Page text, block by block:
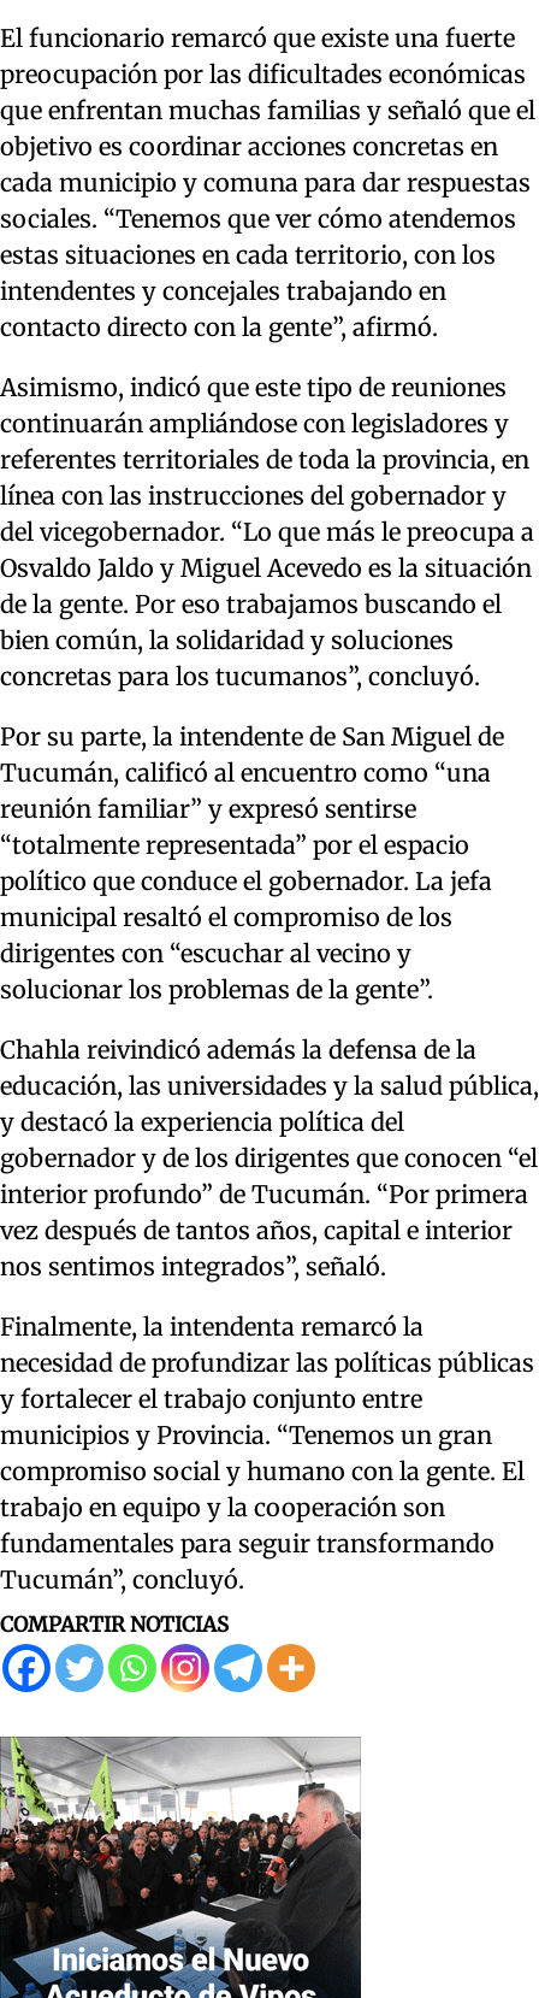
El funcionario remarcó que existe una fuerte
preocupación por las dificultades económicas
que enfrentan muchas familias y señaló que el
objetivo es coordinar acciones concretas en
cada municipio y comuna para dar respuestas
sociales. “Tenemos que ver cómo atendemos
estas situaciones en cada territorio, con los
intendentes y concejales trabajando en
contacto directo con la gente”, afirmó.
Asimismo, indicó que este tipo de reuniones
continuarán ampliándose con legisladores y
referentes territoriales de toda la provincia, en
línea con las instrucciones del gobernador y
del vicegobernador. “Lo que más le preocupa a
Osvaldo Jaldo y Miguel Acevedo es la situación
de la gente. Por eso trabajamos buscando el
bien común, la solidaridad y soluciones
concretas para los tucumanos”, concluyó.
Por su parte, la intendente de San Miguel de
Tucumán, calificó al encuentro como “una
reunión familiar” y expresó sentirse
“totalmente representada” por el espacio
político que conduce el gobernador. La jefa
municipal resaltó el compromiso de los
dirigentes con “escuchar al vecino y
solucionar los problemas de la gente”.
Chahla reivindicó además la defensa de la
educación, las universidades y la salud pública,
y destacó la experiencia política del
gobernador y de los dirigentes que conocen “el
interior profundo” de Tucumán. “Por primera
vez después de tantos años, capital e interior
nos sentimos integrados”, señaló.
Finalmente, la intendenta remarcó la
necesidad de profundizar las políticas públicas
y fortalecer el trabajo conjunto entre
municipios y Provincia. “Tenemos un gran
compromiso social y humano con la gente. El
trabajo en equipo y la cooperación son
fundamentales para seguir transformando
Tucumán”, concluyó.
COMPARTIR NOTICIAS